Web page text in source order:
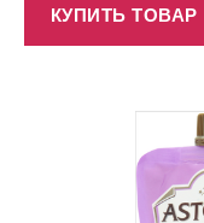
КУПИТЬ ТОВАР